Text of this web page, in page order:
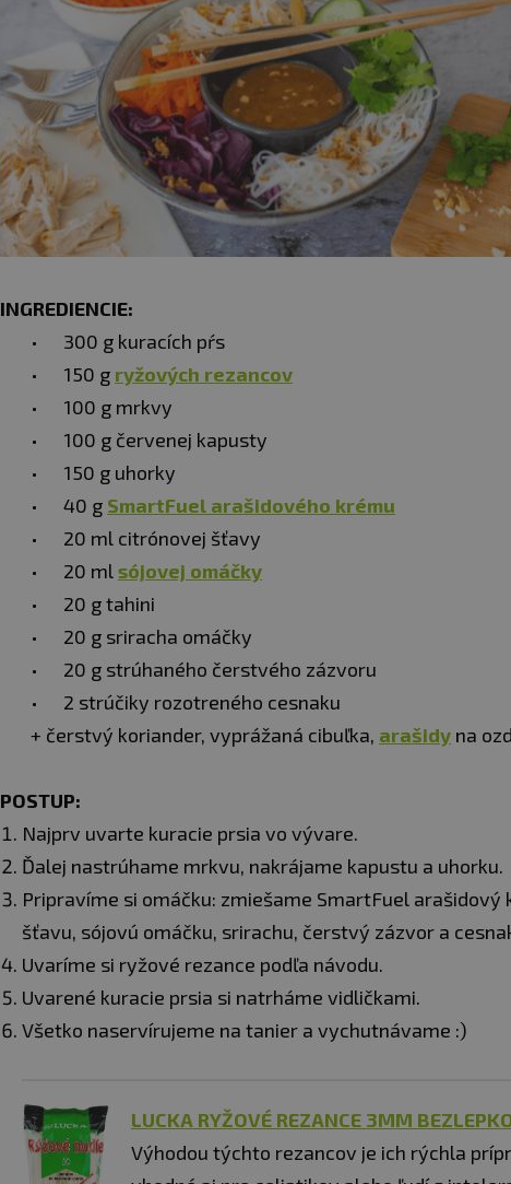
INGREDIENCIE:
300 g kuracích pŕs
150 g ryžových rezancov
100 g mrkvy
100 g červenej kapusty
150 g uhorky
40 g SmartFuel arašidového krému
20 ml citrónovej šťavy
20 mlsójovej omáčky
20 g tahini
20 g sriracha omáčky
20 g strúhaného čerstvého zázvoru
2 strúčiky rozotreného cesnaku
+ čerstvý koriander, vyprážaná cibuľka, arašidy na
POSTUP:
Najprv uvarte kuracie prsia vo vývare.
Ďalej nastrúhame mrkvu, nakrájame kapustu a uhorku.
Pripravíme si omáčku: zmiešame SmartFuel arašidový
šťavu, sójovú omáčku, srirachu, čerstvý zázvor a
Uvaríme si ryžové rezance podľa návodu.
Uvarené kuracie prsia si natrháme vidličkami.
Všetko naservírujeme na tanier a vychutnávame :)
LUCKA RYŽOVÉ REZANCE 3MM
Výhodou týchto rezancov je ich rýchla